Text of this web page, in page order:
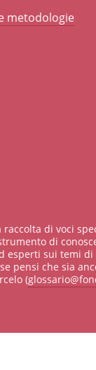
metodologie
di voci
di
sui temi
pensi che sia
(